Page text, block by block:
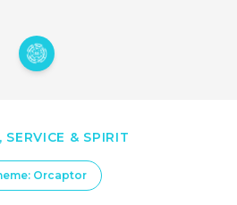
SERVICE & SPIRIT
Orcaptor